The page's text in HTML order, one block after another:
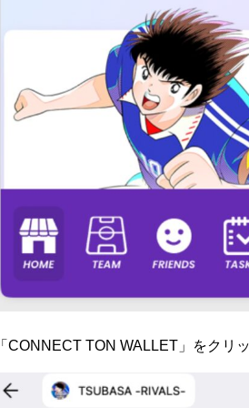
「CONNECT TON WALLET」をクリ